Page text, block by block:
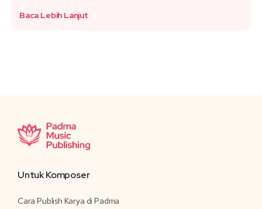
Baca Lebih Lanjut
Untuk Komposer
Cara Publish Karya di Padma